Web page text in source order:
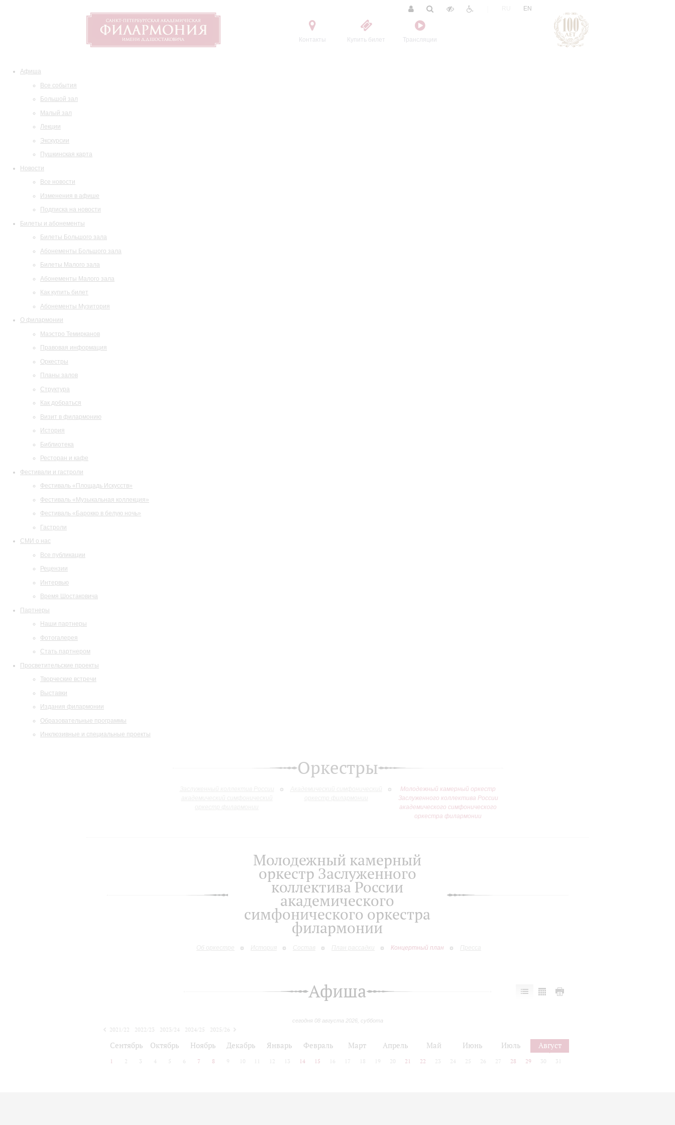
Контакты Купить билет Трансляции
EN
Афиша
Все события
Большой зал
Малый зал
Лекции
Экскурсии
Пушкинская карта
Новости
Все новости
Изменения в афише
Подписка на новости
Билеты и абонементы
Билеты Большого зала
Абонементы Большого зала
Билеты Малого зала
Абонементы Малого зала
Как купить билет
Абонементы Музитория
О филармонии
Маэстро Темирканов
Правовая информация
Оркестры
Планы залов
Структура
Как добраться
Визит в филармонию
История
Библиотека
Ресторан и кафе
Фестивали и гастроли
Фестиваль «Площадь Искусств»
Фестиваль «Музыкальная коллекция»
Фестиваль «Барокко в белую ночь»
Гастроли
СМИ о нас
Все публикации
Рецензии
Интервью
Время Шостаковича
Партнеры
Наши партнеры
Фотогалерея
Стать партнером
Просветительские проекты
Творческие встречи
Выставки
Издания филармонии
Образовательные программы
Инклюзивные и специальные проекты
Оркестры
Молодежный камерный оркестр
Заслуженного коллектива России
академического симфонического
оркестра филармонии
Молодежный камерный
оркестр Заслуженного
коллектива России
академического
симфонического оркестра
филармонии
Об оркестре История Состав План рассадки Концертный план Пресса
Афиша
сегодня 08 августа 2026, суббота
2021/22 2022/23 2023/24 2024/25
2025/26
Сентябрь Октябрь Ноябрь Декабрь Январь Февраль Март Апрель Май Июнь Июль Август
1 2 3 4 5 6 7 8 9 10 12 13 14 15 16 17 18 19 20 21 22 23 24 25 26 27 28 29 30 31